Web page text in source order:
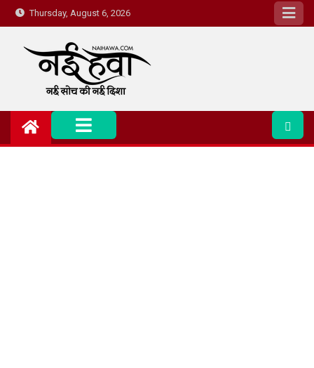
Thursday, August 6, 2026
Nai Hawa